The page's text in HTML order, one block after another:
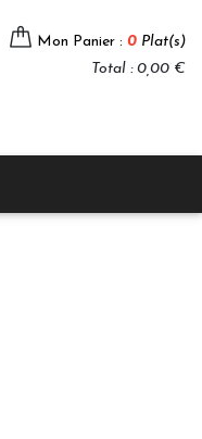
Mon Panier : 0 Plat(s)
Total : 0,00 €